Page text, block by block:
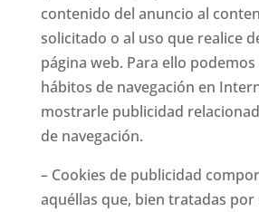
contenido del anuncio al
solicitado o al uso que realice
página web. Para ello
hábitos de navegación en
mostrarle publicidad
de navegación.
– Cookies de publicidad
aquéllas que, bien tratadas